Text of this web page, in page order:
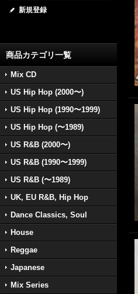
新規登録
商品カテゴリ一覧
Mix CD
US Hip Hop (2000〜)
US Hip Hop (1990〜1999)
US Hip Hop (〜1989)
US R&B (2000〜)
US R&B (1990〜1999)
US R&B (〜1989)
UK, EU R&B, Hip Hop
Dance Classics, Soul
House
Reggae
Japanese
Mix Series